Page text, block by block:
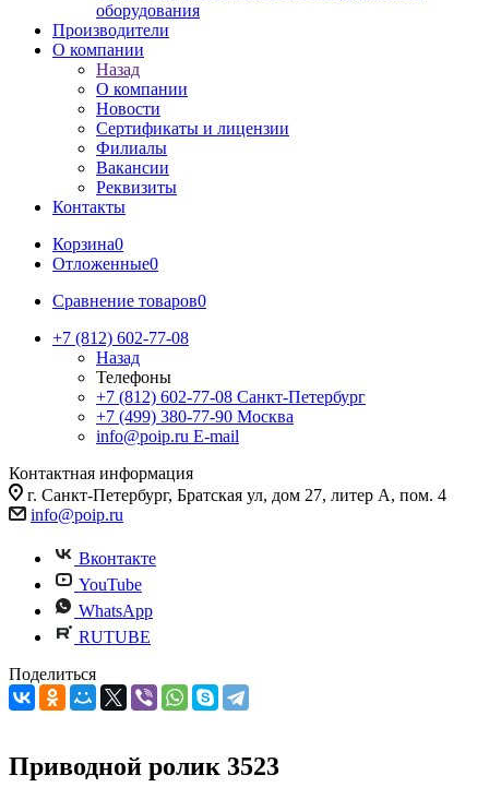
оборудования
Производители
О компании
Назад
О компании
Новости
Сертификаты и лицензии
Филиалы
Вакансии
Реквизиты
Контакты
Корзина0
Отложенные0
Сравнение товаров0
+7 (812) 602-77-08
Назад
Телефоны
+7 (812) 602-77-08 Санкт-Петербург
+7 (499) 380-77-90 Москва
info@poip.ru E-mail
Контактная информация
г. Санкт-Петербург, Братская ул, дом 27, литер А, пом. 4
info@poip.ru
Вконтакте
YouTube
WhatsApp
RUTUBE
Поделиться
Приводной ролик 3523